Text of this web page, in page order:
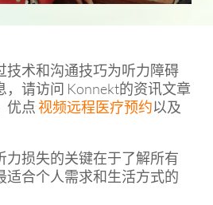
技术和沟通技巧为听力障碍
，请访问 Konnekt的资讯文章
优点 视频远程医疗预约以及
力损失的关键在于了解所有
适合个人需求和生活方式的